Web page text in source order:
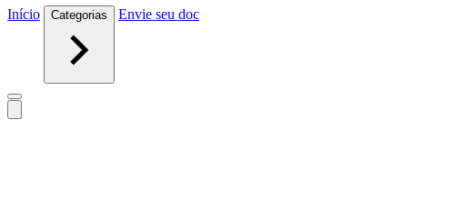
Início Categorias Envie seu doc